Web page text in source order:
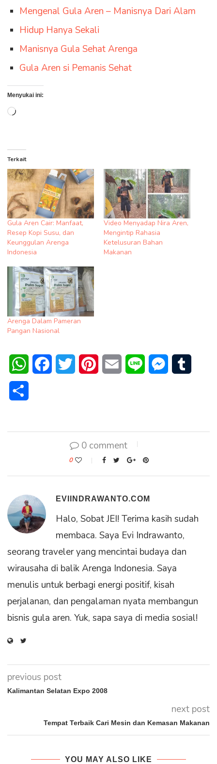
Mengenal Gula Aren – Manisnya Dari Alam
Hidup Hanya Sekali
Manisnya Gula Sehat Arenga
Gula Aren si Pemanis Sehat
Menyukai ini:
Memuat...
Terkait
Gula Aren Cair: Manfaat,
Resep Kopi Susu, dan
Keunggulan Arenga
Indonesia
Video Menyadap Nira Aren,
Mengintip Rahasia
Ketelusuran Bahan
Makanan
Arenga Dalam Pameran
Pangan Nasional
WhatsAppFacebookTwitter PinterestEmail Line Messenger
0 comment
0
EVIINDRAWANTO.COM
Halo, Sobat JEI! Terima kasih sudah
membaca. Saya Evi Indrawanto,
seorang traveler yang mencintai budaya dan
wirausaha di balik Arenga Indonesia. Saya
menulis untuk berbagi energi positif, kisah
perjalanan, dan pengalaman nyata membangun
bisnis gula aren. Yuk, sapa saya di media sosial!
previous post
Kalimantan Selatan Expo 2008
next post
Tempat Terbaik Cari Mesin dan Kemasan Makanan
YOU MAY ALSO LIKE